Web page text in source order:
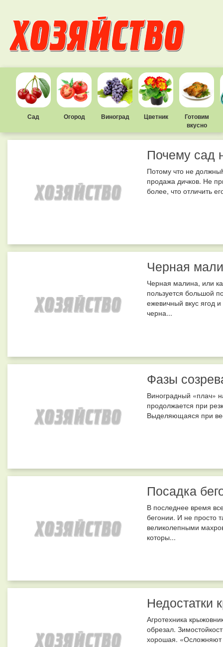
Сад Огород Виноград Цветник
Готовим
вкусно
Почему сад
Потому что не
продажа дичков. Не
более, что отличить
Черная
Черная малина, или
пользуется большой
ежевичный вкус ягод
черна...
Фазы
Виноградный «плач»
продолжается при
Выделяющаяся при
Посадка
В последнее время
бегонии. И не просто
великолепными
которы...
Недостатки
Агротехника
обрезал.
хорошая. «Осложняют